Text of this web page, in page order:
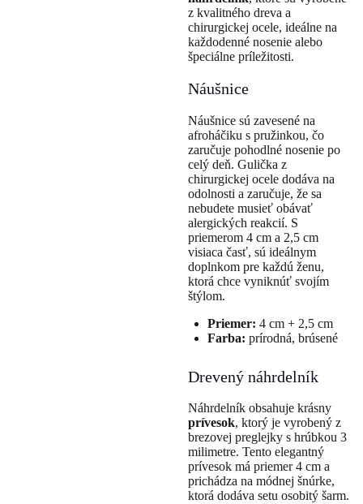
z kvalitného dreva a
chirurgickej ocele, ideálne na
každodenné nosenie alebo
špeciálne príležitosti.
Náušnice
Náušnice sú zavesené na
afroháčiku s pružinkou, čo
zaručuje pohodlné nosenie po
celý deň. Gulička z
chirurgickej ocele dodáva na
odolnosti a zaručuje, že sa
nebudete musieť obávať
alergických reakcií. S
priemerom 4 cm a 2,5 cm
visiaca časť, sú ideálnym
doplnkom pre každú ženu,
ktorá chce vyniknúť svojím
štýlom.
Priemer: 4 cm + 2,5 cm
Farba: prírodná, brúsené
Drevený náhrdelník
Náhrdelník obsahuje krásny
prívesok, ktorý je vyrobený z
brezovej preglejky s hrúbkou 3
milimetre. Tento elegantný
prívesok má priemer 4 cm a
prichádza na módnej šnúrke,
ktorá dodáva setu osobitý šarm.